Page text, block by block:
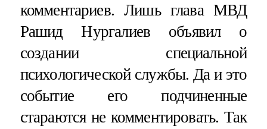
комментариев. Лишь глава МВД
Рашид Нургалиев объявил о
создании специальной
психологической службы. Да и это
событие его подчиненные
стараются не комментировать. Так